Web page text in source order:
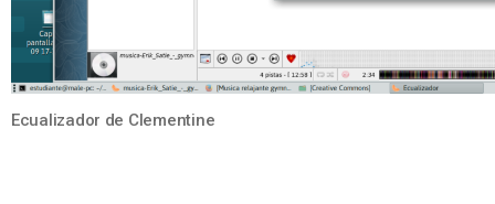
Ecualizador de Clementine